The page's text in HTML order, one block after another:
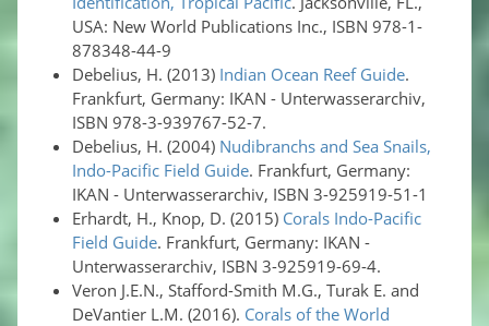
USA: New World Publications Inc., ISBN 978-1-
878348-44-9
Debelius, H. (2013) Indian Ocean Reef Guide.
Frankfurt, Germany: IKAN - Unterwasserarchiv,
ISBN 978-3-939767-52-7.
Debelius, H. (2004) Nudibranchs and Sea Snails,
Indo-Pacific Field Guide. Frankfurt, Germany:
IKAN - Unterwasserarchiv, ISBN 3-925919-51-1
Erhardt, H., Knop, D. (2015) Corals Indo-Pacific
Field Guide. Frankfurt, Germany: IKAN -
Unterwasserarchiv, ISBN 3-925919-69-4.
Veron J.E.N., Stafford-Smith M.G., Turak E. and
DeVantier L.M. (2016). Corals of the World